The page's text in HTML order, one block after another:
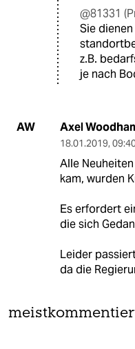
@81331
Sie
z.B.
je nach
AW Axel
18.01.2019,
Alle
kam, wurden
Es erfordert
die sich
Leider
da die